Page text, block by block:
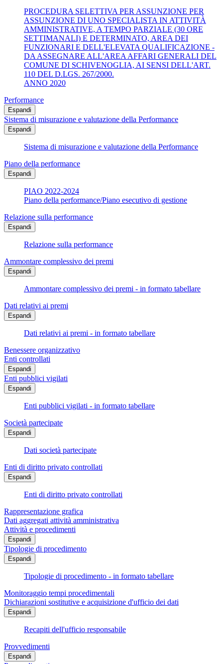
PROCEDURA SELETTIVA PER ASSUNZIONE PER
ASSUNZIONE DI UNO SPECIALISTA IN ATTIVITÀ
AMMINISTRATIVE, A TEMPO PARZIALE (30 ORE
SETTIMANALI) E DETERMINATO, AREA DEI
FUNZIONARI E DELL'ELEVATA QUALIFICAZIONE -
DA ASSEGNARE ALL'AREA AFFARI GENERALI DEL
COMUNE DI SCHIVENOGLIA, AI SENSI DELL'ART.
110 DEL D.LGS. 267/2000.
ANNO 2020
Performance
Espandi
Sistema di misurazione e valutazione della Performance
Espandi
Sistema di misurazione e valutazione della Performance
Piano della performance
Espandi
PIAO 2022-2024
Piano della performance/Piano esecutivo di gestione
Relazione sulla performance
Espandi
Relazione sulla performance
Ammontare complessivo dei premi
Espandi
Ammontare complessivo dei premi - in formato tabellare
Dati relativi ai premi
Espandi
Dati relativi ai premi - in formato tabellare
Benessere organizzativo
Enti controllati
Espandi
Enti pubblici vigilati
Espandi
Enti pubblici vigilati - in formato tabellare
Società partecipate
Espandi
Dati società partecipate
Enti di diritto privato controllati
Espandi
Enti di diritto privato controllati
Rappresentazione grafica
Dati aggregati attività amministrativa
Attività e procedimenti
Espandi
Tipologie di procedimento
Espandi
Tipologie di procedimento - in formato tabellare
Monitoraggio tempi procedimentali
Dichiarazioni sostitutive e acquisizione d'ufficio dei dati
Espandi
Recapiti dell'ufficio responsabile
Provvedimenti
Espandi